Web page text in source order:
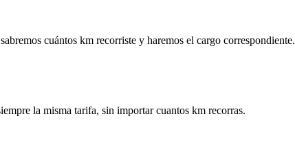
cuántos km recorriste y haremos el cargo correspondiente.
la misma tarifa, sin importar cuantos km recorras.